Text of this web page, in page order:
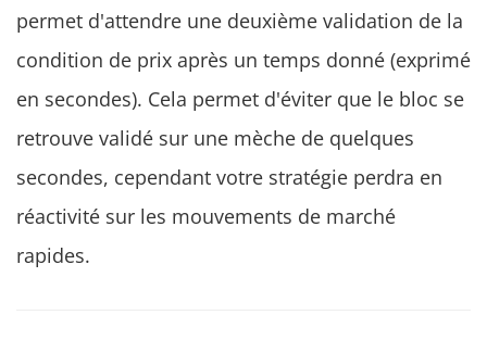
permet d'attendre une deuxième validation de la
condition de prix après un temps donné (exprimé
en secondes). Cela permet d'éviter que le bloc se
retrouve validé sur une mèche de quelques
secondes, cependant votre stratégie perdra en
réactivité sur les mouvements de marché
rapides.